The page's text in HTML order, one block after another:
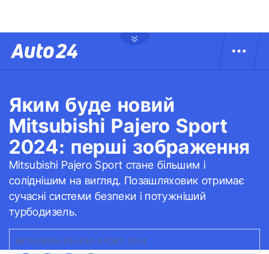
Яким буде новий
Mitsubishi Pajero Sport
2024: перші зображення
Mitsubishi Pajero Sport стане більшим і
соліднішим на вигляд. Позашляховик отримає
сучасні системи безпеки і потужніший
турбодизель.
MITSUBISHI PAJERO SPORT 2024